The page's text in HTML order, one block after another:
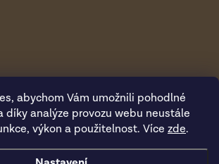
abychom Vám umožnili pohodlné
díky analýze provozu webu neustále
výkon a použitelnost. Více zde.